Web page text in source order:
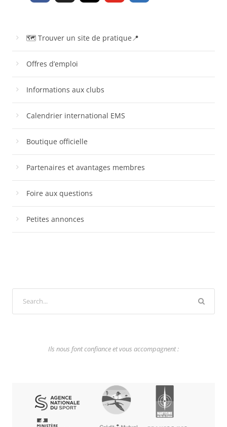
🗺 Trouver un site de pratique📍
Offres d’emploi
Informations aux clubs
Calendrier international EMS
Boutique officielle
Partenaires et avantages membres
Foire aux questions
Petites annonces
Ils nous font confiance et vous accompagnent :